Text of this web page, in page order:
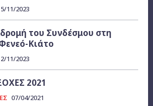
11/2023
του Συνδέσμου στη
Κιάτο
11/2023
2021
07/04/2021